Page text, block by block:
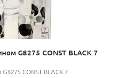
G8275 CONST BLACK 7
CONST BLACK 7